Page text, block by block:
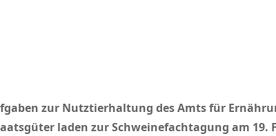
zur Nutztierhaltung des Amts für
laden zur Schweinefachtagung am 19.